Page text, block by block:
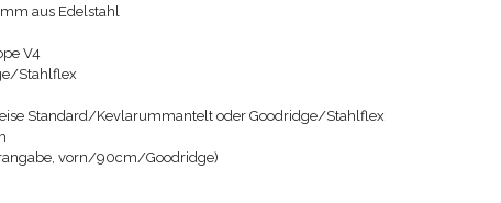
aus Edelstahl
V4
Stahlflex
Standard/Kevlarummantelt oder Goodridge/Stahlflex
vorn/90cm/Goodridge)